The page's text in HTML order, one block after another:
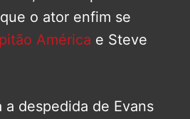
o ator enfim se
América e Steve
a despedida de Evans